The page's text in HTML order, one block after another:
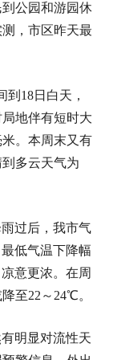
公园和游园休
，市区昨天最
18日白天，
地伴有短时大
。本周末又有
多云天气为
过后，我市气
低气温下降幅
意更浓。在周
至22～24℃。
明显对流性天